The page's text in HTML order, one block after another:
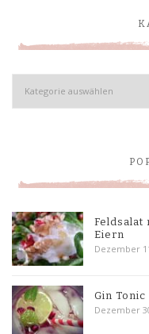
Kategorien
Feldsalat
Eiern
Dezember
Gin
Dezember